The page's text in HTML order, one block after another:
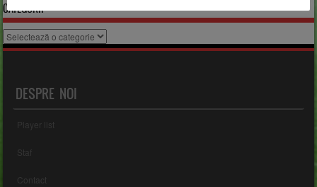
CATEGORII
Categorii
DESPRE NOI
Player list
Staf
Contact